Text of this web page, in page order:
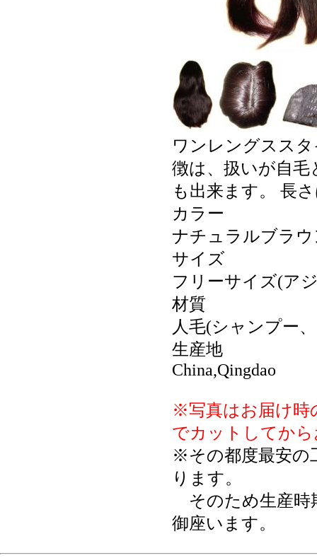
ワンレングスス
徴は、扱いが自
も出来ます。 長
カラー
ナチュラルブラウ
サイズ
フリーサイズ(ア
材質
人毛(シャンプー
生産地
China,Qingdao
※写真はお届け時
でカットしてか
※その都度最安の
ります。
そのため生産時
御座います。